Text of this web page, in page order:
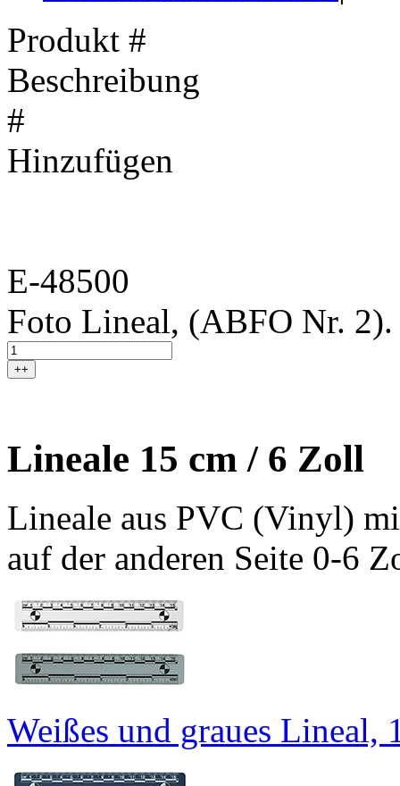
Produkt #
Beschreibung
#
Hinzufügen
E-48500
Foto Lineal, (ABFO Nr. 2).
++
Lineale 15 cm / 6 Zoll
Lineale aus PVC (Vinyl)
auf der anderen Seite 0-6
Weißes und graues Lineal,